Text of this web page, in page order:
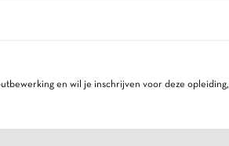
en wil je inschrijven voor deze opleiding,